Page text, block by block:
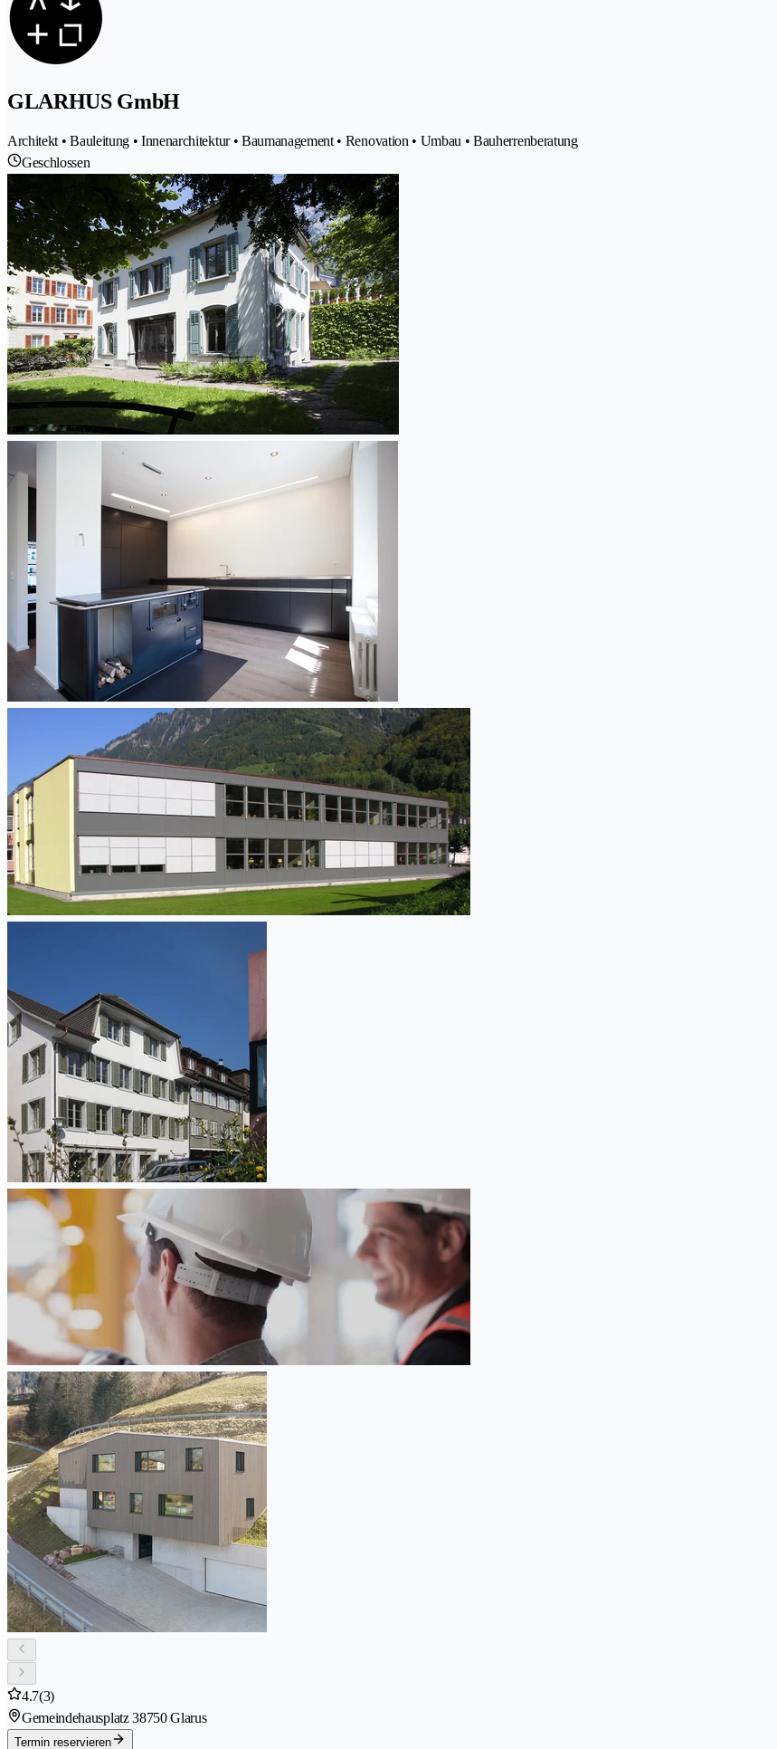
GLARHUS GmbH
Architekt • Bauleitung • Innenarchitektur • Baumanagement • Renovation • Umbau • Bauherrenberatung
Geschlossen
4.7(3)
Gemeindehausplatz 38750 Glarus
Termin reservieren